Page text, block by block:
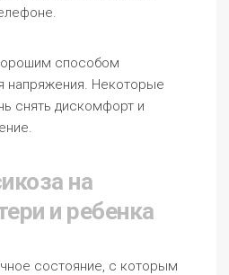
способом
напряжения. Некоторые
снять дискомфорт и
на
и ребенка
состояние, с которым